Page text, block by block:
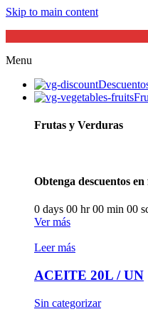
Skip to main content
Menu
Frutas y Verduras
Obtenga descuentos
0 days 00 hr00 min 00
Ver más
Leer más
ACEITE 20L / UN
Sin categorizar